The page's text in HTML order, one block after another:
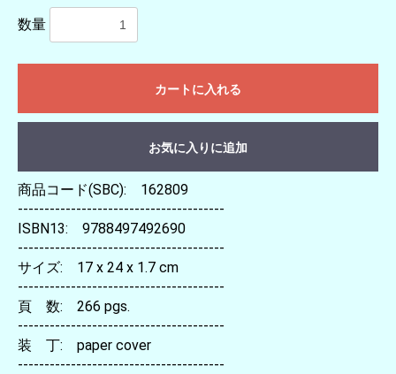
数量
カートに入れる
お気に入りに追加
商品コード(SBC): 162809
---------------------------------------
ISBN13: 9788497492690
---------------------------------------
サイズ: 17 x 24 x 1.7 cm
---------------------------------------
頁 数: 266 pgs.
---------------------------------------
装 丁: paper cover
---------------------------------------